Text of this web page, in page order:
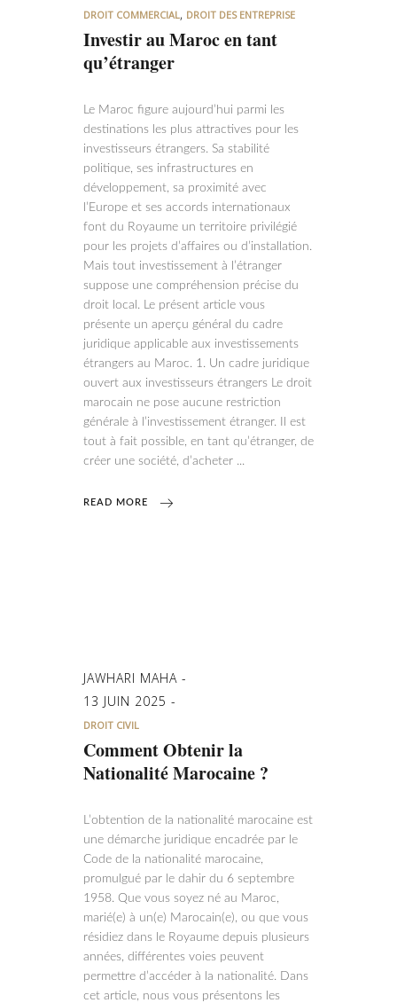
DROIT COMMERCIAL, DROIT DES ENTREPRISE
Investir au Maroc en tant
qu’étranger
Le Maroc figure aujourd’hui parmi les
destinations les plus attractives pour les
investisseurs étrangers. Sa stabilité
politique, ses infrastructures en
développement, sa proximité avec
l’Europe et ses accords internationaux
font du Royaume un territoire privilégié
pour les projets d’affaires ou d’installation.
Mais tout investissement à l’étranger
suppose une compréhension précise du
droit local. Le présent article vous
présente un aperçu général du cadre
juridique applicable aux investissements
étrangers au Maroc. 1. Un cadre juridique
ouvert aux investisseurs étrangers Le droit
marocain ne pose aucune restriction
générale à l’investissement étranger. Il est
tout à fait possible, en tant qu’étranger, de
créer une société, d’acheter
READ MORE
JAWHARI MAHA
13 JUIN 2025
DROIT CIVIL
Comment Obtenir la
Nationalité Marocaine ?
L’obtention de la nationalité marocaine est
une démarche juridique encadrée par le
Code de la nationalité marocaine,
promulgué par le dahir du 6 septembre
1958. Que vous soyez né au Maroc,
marié(e) à un(e) Marocain(e), ou que vous
résidiez dans le Royaume depuis plusieurs
années, différentes voies peuvent
permettre d’accéder à la nationalité. Dans
cet article, nous vous présentons les